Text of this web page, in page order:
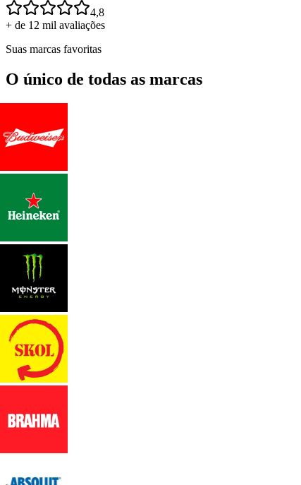
4,8
+ de 12 mil avaliações
Suas marcas favoritas
O único de todas as marcas